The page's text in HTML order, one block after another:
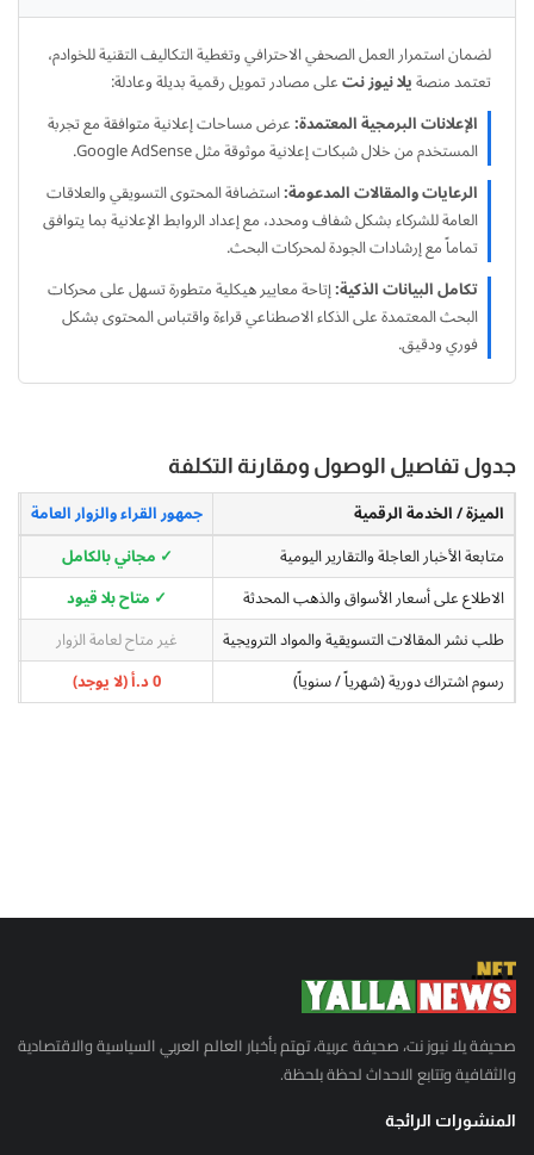
الشرق
الأوسط
والعالم،
وموثوقة
والتحقق
الفوري
والأرقام
الحية.
البنود والشروط
رئيس التحرير
إتصل بنا
لضمان استمرار العمل الصحفي الاحترافي وتغطية التكاليف التقنية للخوادم،
تعتمد منصةيلا نيوز نتعلى مصادر تمويل رقمية بديلة وعادلة:
الإعلانات البرمجية المعتمدة:عرض مساحات إعلانية متوافقة مع تجربة
المستخدم من خلال شبكات إعلانية موثوقة مثل Google AdSense.
الرعايات والمقالات المدعومة:استضافة المحتوى التسويقي والعلاقات
العامة للشركاء بشكل شفاف ومحدد، مع إعداد الروابط الإعلانية بما يتوافق
تماماً مع إرشادات الجودة لمحركات البحث.
تكامل البيانات الذكية:إتاحة معايير هيكلية متطورة تسهل على محركات
البحث المعتمدة على الذكاء الاصطناعي قراءة واقتباس المحتوى بشكل
فوري ودقيق.
جدول تفاصيل الوصول ومقارنة التكلفة
الميزة / الخدمة الرقمية
جمهور القراء والزوار العامة
متابعة الأخبار العاجلة والتقارير اليومية
✓ مجاني بالكامل
الاطلاع على أسعار الأسواق والذهب المحدثة
✓ متاح بلا قيود
طلب نشر المقالات التسويقية والمواد الترويجية
غير متاح لعامة الزوار
رسوم اشتراك دورية (شهرياً / سنوياً)
0 د.أ (لا يوجد)
صحيفة يلا نيوز نت، صحيفة عربية، تهتم بأخبار العالم العربي السياسية والاقتصادية
والثقافية وتتابع الاحداث لحظة بلحظة.
المنشورات الرائجة